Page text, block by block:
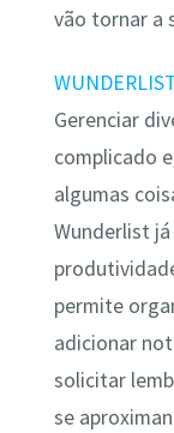
vão tornar a
Gerenciar
complicado
algumas
Wunderlist
permite
adicionar
solicitar
se